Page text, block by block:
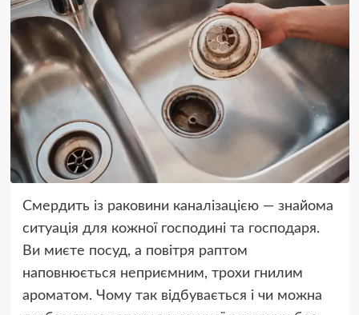
Смердить із раковини каналізацією — знайома
ситуація для кожної господині та господаря.
Ви миєте посуд, а повітря раптом
наповнюється неприємним, трохи гнилим
ароматом. Чому так відбувається і чи можна